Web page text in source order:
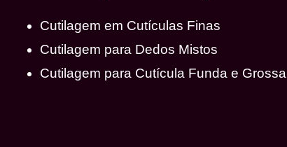
Cutilagem em Cutículas Finas
Cutilagem para Dedos Mistos
Cutilagem para Cutícula Funda e Grossa